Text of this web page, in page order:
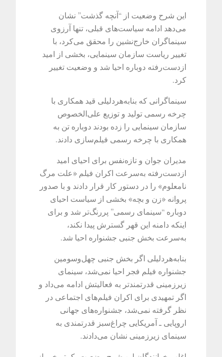
این شرح وضعیت از “آنچه گذشت” نشان
می‌دهد ادامه سیاست‌های قبلی، تنها آرزوی
سینماگران خارج‌نشین را محقق می‌کرد، با
تغییر ریاست سازمان سینمایی، بخشی از امید
ازدست‌رفته دوباره احیا شد و وضعیت تغییر
کرد.
سینماگرانی که بنابه‌هردلیلی قید همکاری با
چرخه رسمی تولید و توزیع علی‌الخصوص
سازمان سینمایی را زده بودند دوباره تن به
همکاری با چرخه رسمی فیلم‌سازی دادند.
مدیران جوان و تازه‌نفس برای احیای امید
ازدست‌رفته به‌سرعت اکران فیلم «علت مرگ
نامعلوم» را در دستور کار قرار دادند و با صدور
پروانه «زن و بچه» بخشی از سیاست احیای
دوباره “سینمای رسمی” پررنگ‌تر شد و برای
اینکه دامنه این قهر گسترش پیدا نکند،
به‌سرعت بخش جنبی جشنواره احیا شد.
بنا‌به‌هردلیلی اگر بخش جنبی چهل‌وسومین
جشنواره فیلم فجر احیا نمی‌شد، سینمای
زیرزمینی قدرتمندتر به فعالیتش ادامه می‌داد و
اگر تمهیدی برای اکران فیلم‌های اجتماعی در
نظر گرفته نمی‌شد، جشنواره‌های جهانی
اروپایی ـ آمریکایی چراغ‌سبز قدرتمندی به
سینمای زیرزمینی نشان می‌دادند.